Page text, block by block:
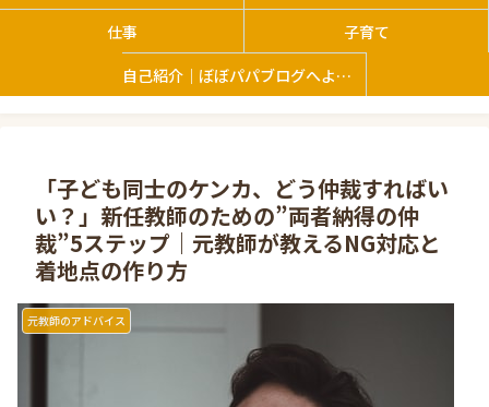
仕事
子育て
自己紹介｜ぼぼパパブログへようこそ
「子ども同士のケンカ、どう仲裁すればい
い？」新任教師のための”両者納得の仲
裁”5ステップ｜元教師が教えるNG対応と
着地点の作り方
元教師のアドバイス